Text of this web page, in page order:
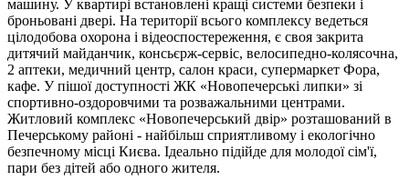
машину. У квартирі встановлені кращі системи безпеки і
броньовані двері. На території всього комплексу ведеться
цілодобова охорона і відеоспостереження, є своя закрита
дитячий майданчик, консьєрж-сервіс, велосипедно-колясочна,
2 аптеки, медичний центр, салон краси, супермаркет Фора,
кафе. У пішої доступності ЖК «Новопечерські липки» зі
спортивно-оздоровчими та розважальними центрами.
Житловий комплекс «Новопечерський двір» розташований в
Печерському районі - найбільш сприятливому і екологічно
безпечному місці Києва. Ідеально підійде для молодої сім'ї,
пари без дітей або одного жителя.